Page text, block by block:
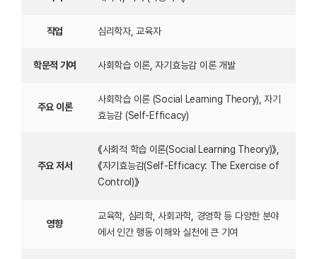
직업 심리학자, 교육자
학문적 기여 사회학습 이론, 자기효능감 이론 개발
주요 이론
사회학습 이론 (Social Learning Theory), 자기
효능감 (Self-Efficacy)
주요 저서
《사회적 학습 이론(Social Learning Theory)》,
《자기효능감(Self-Efficacy: The Exercise of
Control)》
영향
교육학, 심리학, 사회과학, 경영학 등 다양한 분야
에서 인간 행동 이해와 실천에 큰 기여